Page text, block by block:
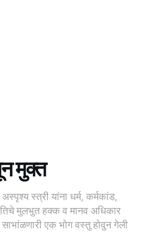
मुक्त
स्त्री यांना धर्म, कर्मकांड,
मुलभुत हक्क व मानव अधिकार
एक भोग वस्तु होवुन गेली